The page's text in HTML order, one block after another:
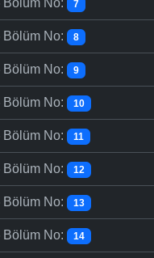
Bölüm No: 7
Bölüm No: 8
Bölüm No: 9
Bölüm No: 10
Bölüm No: 11
Bölüm No: 12
Bölüm No: 13
Bölüm No: 14